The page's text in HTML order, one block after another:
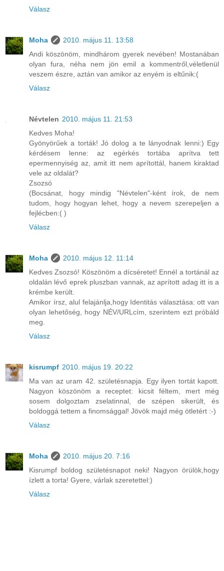
Válasz
Moha
2010. május 11. 13:58
Andi köszönöm, mindhárom gyerek nevében! Mostanában
olyan fura, néha nem jön emil a kommentről,véletlenül
veszem észre, aztán van amikor az enyém is eltűnik:(
Válasz
Névtelen 2010. május 11. 21:53
Kedves Moha!
Gyönyörűek a torták! Jó dolog a te lányodnak lenni:) Egy
kérdésem lenne: az egérkés tortába aprítva tett
epermennyiség az, amit itt nem aprítottál, hanem kiraktad
vele az oldalát?
Zsozsó
(Bocsánat, hogy mindig "Névtelen"-ként írok, de nem
tudom, hogy hogyan lehet, hogy a nevem szerepeljen a
fejlécben:( )
Válasz
Moha
2010. május 12. 11:14
Kedves Zsozsó! Köszönöm a dícséretet! Ennél a tortánál az
oldalán lévő eprek pluszban vannak, az aprított adag itt is a
krémbe került.
Amikor írsz, alul felajánlja,hogy Identitás választása: ott van
olyan lehetőség, hogy NÉV/URLcím, szerintem ezt próbáld
meg.
Válasz
kisrumpf 2010. május 19. 20:22
Ma van az uram 42. születésnapja. Egy ilyen tortát kapott.
Nagyon köszönöm a receptet: kicsit féltem, mert még
sosem dolgoztam zselatinnal, de szépen sikerült, és
boldoggá tettem a finomsággal! Jövök majd még ötletért :-)
Válasz
Moha
2010. május 20. 7:16
Kisrumpf boldog születésnapot neki! Nagyon örülök,hogy
ízlett a torta! Gyere, várlak szeretettel:)
Válasz